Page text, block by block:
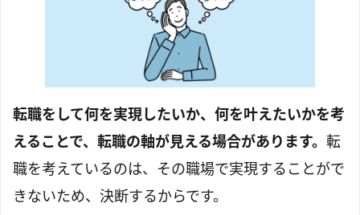
転職をして何を実現したいか、何を叶えたいかを考
えることで、転職の軸が見える場合があります。 転
職を考えているのは、その職場で実現することがで
きないため、決断するからです。